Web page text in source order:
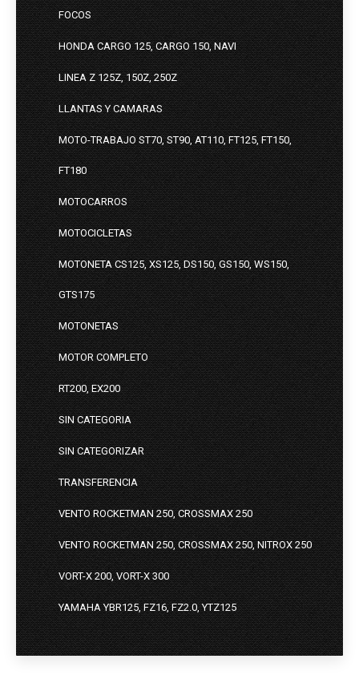
FOCOS
HONDA CARGO 125, CARGO 150, NAVI
LINEA Z 125Z, 150Z, 250Z
LLANTAS Y CAMARAS
MOTO-TRABAJO ST70, ST90, AT110, FT125, FT150,
FT180
MOTOCARROS
MOTOCICLETAS
MOTONETA CS125, XS125, DS150, GS150, WS150,
GTS175
MOTONETAS
MOTOR COMPLETO
RT200, EX200
SIN CATEGORIA
SIN CATEGORIZAR
TRANSFERENCIA
VENTO ROCKETMAN 250, CROSSMAX 250
VENTO ROCKETMAN 250, CROSSMAX 250, NITROX 250
VORT-X 200, VORT-X 300
YAMAHA YBR125, FZ16, FZ2.0, YTZ125